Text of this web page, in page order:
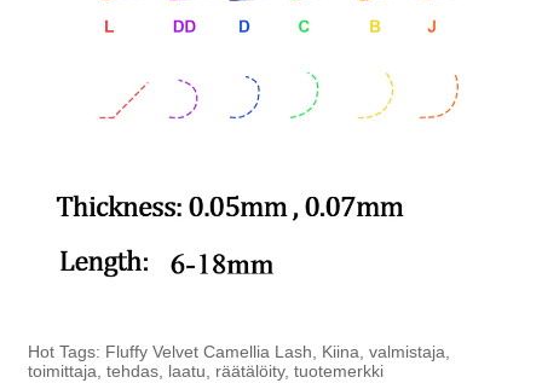
Hot Tags: Fluffy Velvet Camellia Lash, Kiina, valmistaja,
toimittaja, tehdas, laatu, räätälöity, tuotemerkki